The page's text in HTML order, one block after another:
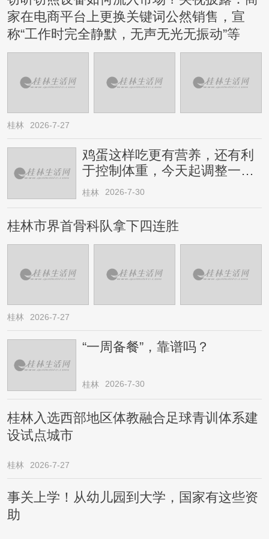
家在电商平台上更换关键词公然销售，宣
称“工作时完全静默，无声无光无振动”等
桂林 2026-7-27
鸡蛋这样吃更有营养，还有利
于控制体重，今天起调整一下
→
桂林 2026-7-30
桂林市界首骨科队拿下四连胜
桂林 2026-7-27
“一周备餐”，靠谱吗？
桂林 2026-7-30
桂林入选西部地区体教融合足球青训体系建
设试点城市
桂林 2026-7-27
事关上学！从幼儿园到大学，国家有这些资
助